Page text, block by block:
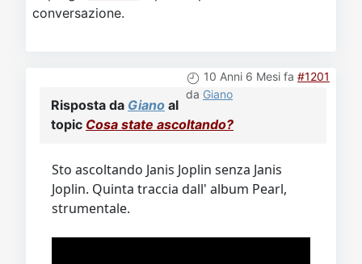
conversazione.
10 Anni 6 Mesi fa #1201
da Giano
Risposta da Giano al
topic Cosa state ascoltando?
Sto ascoltando Janis Joplin senza Janis
Joplin. Quinta traccia dall' album Pearl,
strumentale.